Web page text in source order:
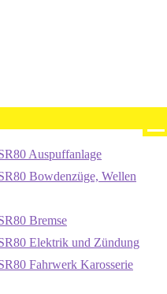
Auspuffanlage
Bowdenzüge, Wellen
Bremse
Elektrik und Zündung
Fahrwerk Karosserie